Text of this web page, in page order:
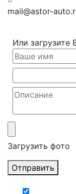
mail@astor-
Или загрузите
Загрузить фото
Отправить